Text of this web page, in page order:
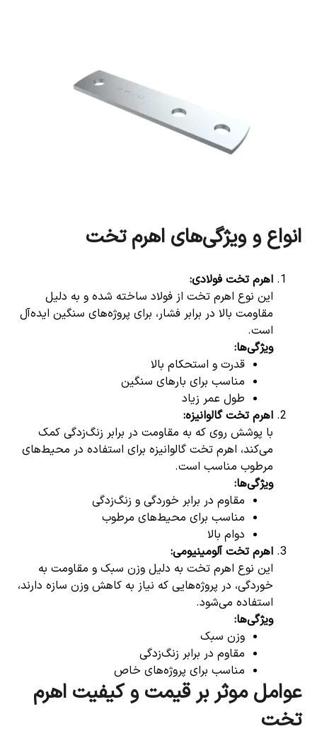
انواع و ویژگی‌های اهرم تخت
اهرم تخت فولادی:
این نوع اهرم تخت از فولاد ساخته شده و به دلیل
مقاومت بالا در برابر فشار، برای پروژه‌های سنگین ایده‌آل
است.
ویژگی‌ها:
قدرت و استحکام بالا
مناسب برای بارهای سنگین
طول عمر زیاد
اهرم تخت گالوانیزه:
با پوشش روی که به مقاومت در برابر زنگ‌زدگی کمک
می‌کند، اهرم تخت گالوانیزه برای استفاده در محیط‌های
مرطوب مناسب است.
ویژگی‌ها:
مقاوم در برابر خوردگی و زنگ‌زدگی
مناسب برای محیط‌های مرطوب
دوام بالا
اهرم تخت آلومینیومی:
این نوع اهرم تخت به دلیل وزن سبک و مقاومت به
خوردگی، در پروژه‌هایی که نیاز به کاهش وزن سازه دارند،
استفاده می‌شود.
ویژگی‌ها:
وزن سبک
مقاوم در برابر زنگ‌زدگی
مناسب برای پروژه‌های خاص
عوامل موثر بر قیمت و کیفیت اهرم
تخت